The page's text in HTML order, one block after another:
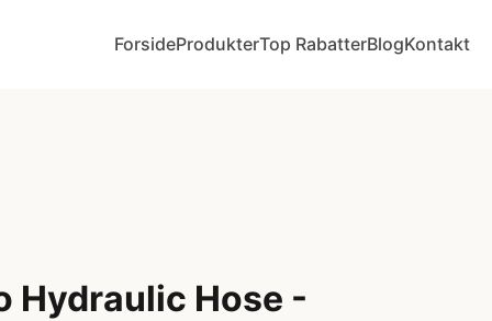
ForsideProdukterTop RabatterBlogKontakt
Hydraulic Hose -